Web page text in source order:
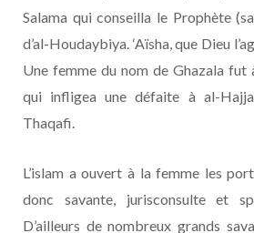
Salama qui conseilla le Prophète
d’al-Houdaybiya. ‘Aïsha, que Dieu
Une femme du nom de Ghazala fut
qui infligea une défaite à al-
Thaqafi.
L’islam a ouvert à la femme les
donc savante, jurisconsulte et
D’ailleurs de nombreux grands